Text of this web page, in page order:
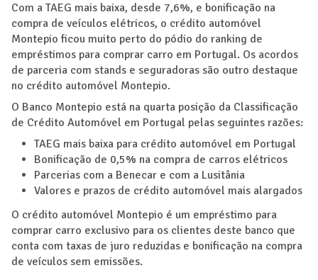
Com a TAEG mais baixa, desde 7,6%, e bonificação na
compra de veículos elétricos, o crédito automóvel
Montepio ficou muito perto do pódio do ranking de
empréstimos para comprar carro em Portugal. Os acordos
de parceria com stands e seguradoras são outro destaque
no crédito automóvel Montepio.
O Banco Montepio está na quarta posição da Classificação
de Crédito Automóvel em Portugal pelas seguintes razões:
TAEG mais baixa para crédito automóvel em Portugal
Bonificação de 0,5% na compra de carros elétricos
Parcerias com a Benecar e com a Lusitânia
Valores e prazos de crédito automóvel mais alargados
O crédito automóvel Montepio é um empréstimo para
comprar carro exclusivo para os clientes deste banco que
conta com taxas de juro reduzidas e bonificação na compra
de veículos sem emissões.